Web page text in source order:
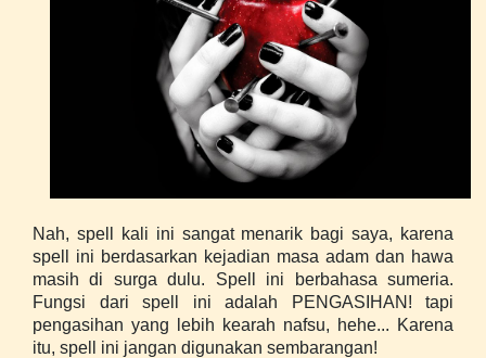
Nah, spell kali ini sangat menarik bagi saya, karena
spell ini berdasarkan kejadian masa adam dan hawa
masih di surga dulu. Spell ini berbahasa sumeria.
Fungsi dari spell ini adalah PENGASIHAN! tapi
pengasihan yang lebih kearah nafsu, hehe... Karena
itu, spell ini jangan digunakan sembarangan!